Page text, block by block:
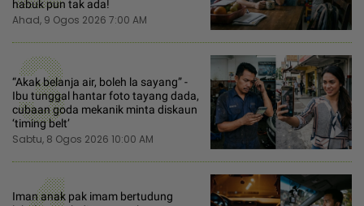
habuk pun tak ada!
Ahad, 9 Ogos 2026 7:00 AM
3
“Akak belanja air, boleh la sayang” -
Ibu tunggal hantar foto tayang dada,
cubaan goda mekanik minta diskaun
‘timing belt’
Sabtu, 8 Ogos 2026 10:00 AM
Iman anak pak imam bertudung